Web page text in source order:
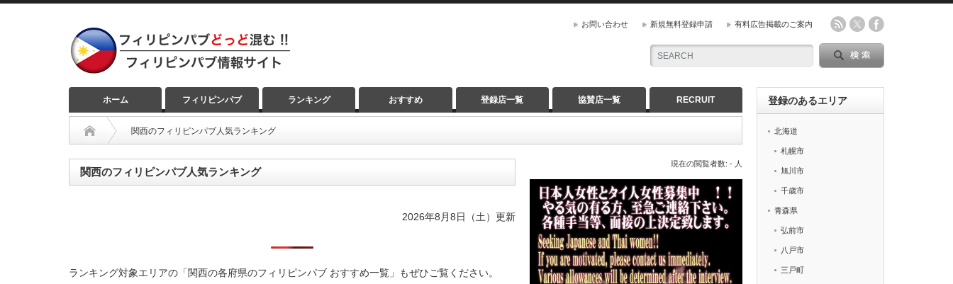
お問い合わせ 新規無料登録申請 有料広告掲載のご案内
ホーム フィリピンパブ ランキング おすすめ 登録店一覧 協賛店一覧 RECRUIT
関西のフィリピンパブ人気ランキング
関西のフィリピンパブ人気ランキング
2026年8月8日（土）更新
ランキング対象エリアの「関西の各府県のフィリピンパブ おすすめ一覧」もぜひご覧ください。
現在の閲覧者数: - 人
登録のあるエリア
北海道
札幌市
旭川市
千歳市
青森県
弘前市
八戸市
三戸町